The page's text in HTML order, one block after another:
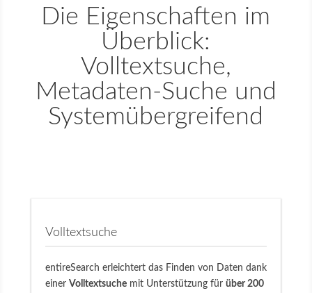
Die Eigenschaften im
Überblick:
Volltextsuche,
Metadaten-Suche und
Systemübergreifend
Volltextsuche
entireSearch erleichtert das Finden von Daten dank
einer Volltextsuchemit Unterstützung für über 200